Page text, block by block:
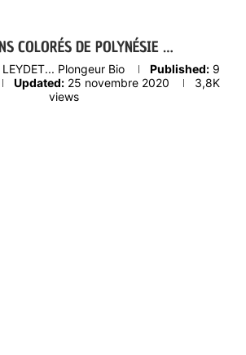
COLORÉS DE POLYNÉSIE …
Plongeur Bio Published: 9
Updated: 25 novembre 2020
3,8K
views